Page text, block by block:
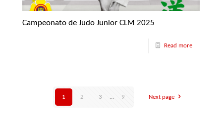
Campeonato de Judo Junior CLM 2025
Read more
1 2 3 ... 9 Next page